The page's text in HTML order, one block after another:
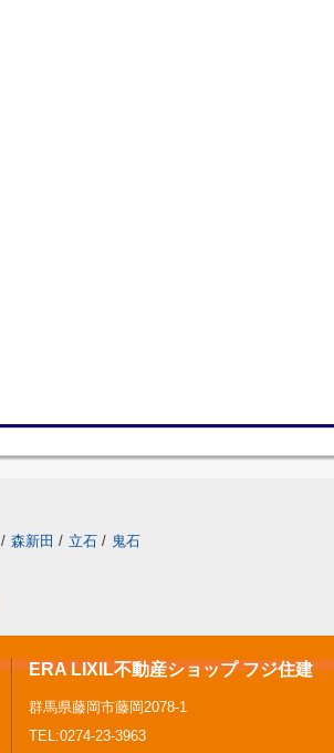
/ 森新田 / 立石 / 鬼石
ERA LIXIL不動産ショップ フジ住建
群馬県藤岡市藤岡2078-1
TEL:0274-23-3963